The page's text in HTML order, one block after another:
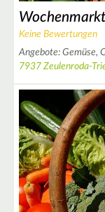
Keine Bewertungen
Angebote: Gemüse,
7937 Zeulenroda-
2
2